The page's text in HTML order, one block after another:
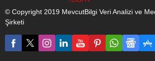
bağlı kalarak “memlekete
hizmet” ilkesiyle yürüten
Doğuş Grubu’nun Ara Güler
ile iş birliği sonucu hayata
geçirdiği Ara Güler Müzesi
ile Ara Güler Arşiv ve
© Copyright 2019 MevcutBilgi Veri Analizi ve
Şirketi